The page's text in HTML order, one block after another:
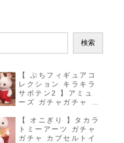
検索
【 ぷちフィギュアコ
レクション キラキラ
サボテン2 】アミュ
ーズ ガチャガチャ カ
【 オニぎり 】タカラ
トミーアーツ ガチャ
ガチャ カプセルトイ